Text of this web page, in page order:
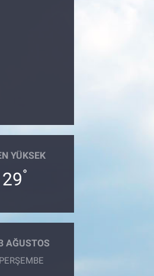
YÜKSEK
°
AĞUSTOS
PERŞEMBE